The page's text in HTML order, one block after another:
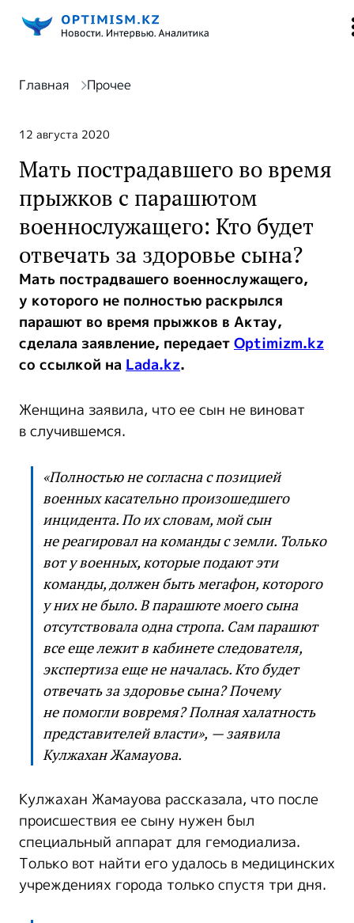
Главная Прочее
12 августа 2020
Мать пострадавшего во время
прыжков с парашютом
военнослужащего: Кто будет
отвечать за здоровье сына?
Мать пострадвашего военнослужащего,
у которого не полностью раскрылся
парашют во время прыжков в Актау,
сделала заявление, передаетOptimizm.kz
со ссылкой на Lada.kz.
Женщина заявила, что ее сын не виноват
в случившемся.
«Полностью не согласна с позицией
военных касательно произошедшего
инцидента. По их словам, мой сын
не реагировал на команды с земли. Только
вот у военных, которые подают эти
команды, должен быть мегафон, которого
у них не было. В парашюте моего сына
отсутствовала одна стропа. Сам парашют
все еще лежит в кабинете следователя,
экспертиза еще не началась. Кто будет
отвечать за здоровье сына? Почему
не помогли вовремя? Полная халатность
представителей власти», — заявила
Кулжахан Жамауова.
Кулжахан Жамауова рассказала, что после
происшествия ее сыну нужен был
специальный аппарат для гемодиализа.
Только вот найти его удалось в медицинских
учреждениях города только спустя три дня.